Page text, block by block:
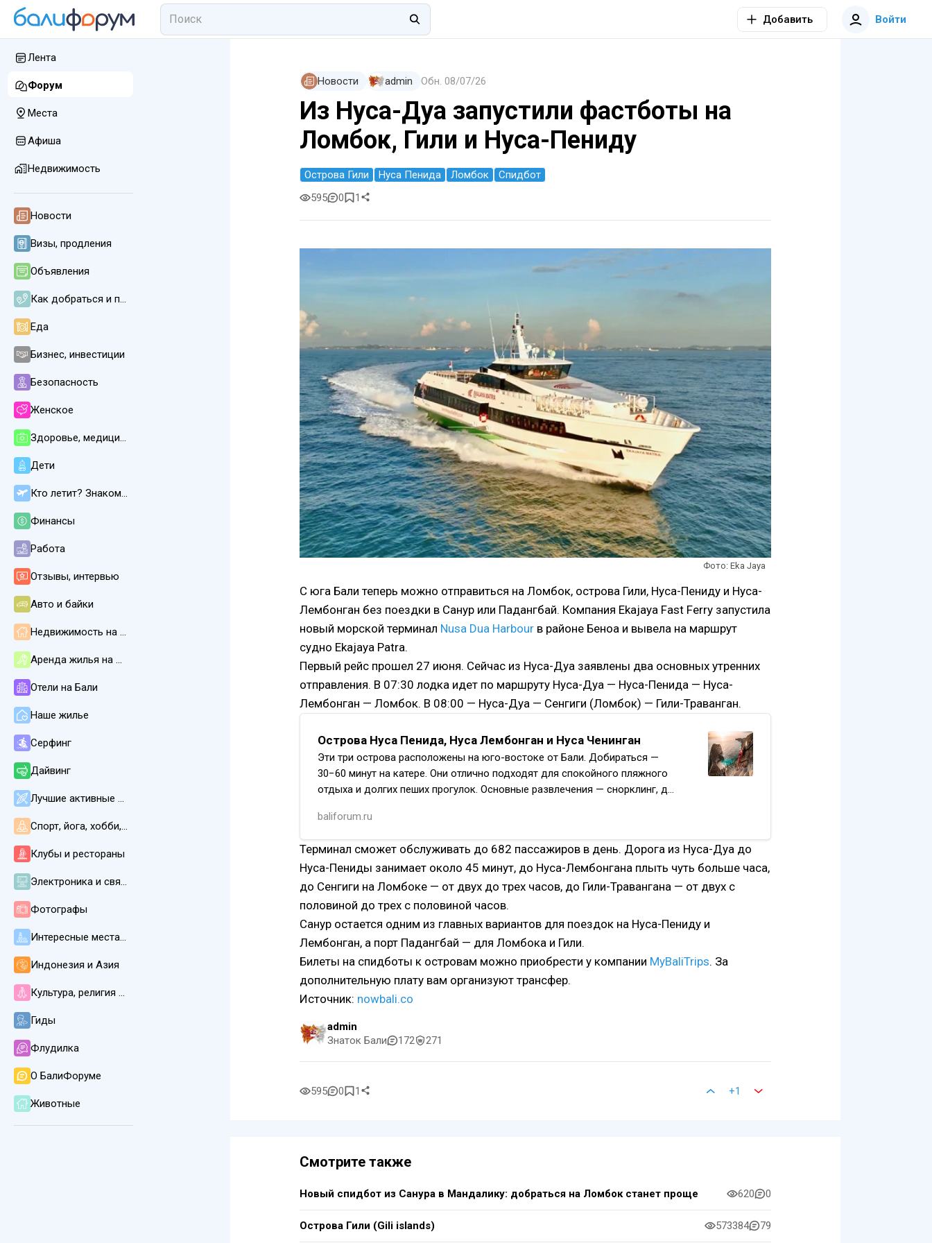
Добавить Войти
Новости admin Обн. 08/07/26
Из Нуса-Дуа запустили фастботы на
Ломбок, Гили и Нуса-Пениду
Острова Гили Нуса Пенида Ломбок
Спидбот
595
0 1
Фото: Eka Jaya
С юга Бали теперь можно отправиться на Ломбок, острова Гили, Нуса-Пениду и Нуса-
Лембонган без поездки в Санур или Падангбай. Компания Ekajaya Fast Ferry запустила
новый морской терминал Nusa Dua Harbour в районе Беноа и вывела на маршрут
судно Ekajaya Patra.
Первый рейс прошел 27 июня. Сейчас из Нуса-Дуа заявлены два основных утренних
отправления. В 07:30 лодка идет по маршруту Нуса-Дуа — Нуса-Пенида — Нуса-
Лембонган — Ломбок. В 08:00 — Нуса-Дуа — Сенгиги (Ломбок) — Гили-Траванган.
Острова Нуса Пенида, Нуса Лембонган и Нуса Ченинган
Эти три острова расположены на юго-востоке от Бали. Добираться —
30−60 минут на катере. Они отлично подходят для спокойного пляжного
отдыха и долгих пеших прогулок. Основные развлечения — снорклинг, д…
baliforum.ru
Терминал сможет обслуживать до 682 пассажиров в день. Дорога из Нуса-Дуа до
Нуса-Пениды занимает около 45 минут, до Нуса-Лембонгана плыть чуть больше часа,
до Сенгиги на Ломбоке — от двух до трех часов, до Гили-Травангана — от двух с
половиной до трех с половиной часов.
Санур остается одним из главных вариантов для поездок на Нуса-Пениду и
Лембонган, а порт Падангбай — для Ломбока и Гили.
Билеты на спидботы к островам можно приобрести у компании MyBaliTrips. За
дополнительную плату вам организуют трансфер.
Источник: nowbali.co
admin
Знаток Бали
172 271
595 0 1 +1
Смотрите также
Новый спидбот из Санура в Мандалику: добраться на Ломбок станет проще 620 0
Острова Гили (Gili islands) 573384 79
Лента
Форум
Места
Афиша
Недвижимость
Новости
Визы, продления
Объявления
Как добраться и передвигаться
Еда
Бизнес, инвестиции
Безопасность
Женское
Здоровье, медицина
Дети
Кто летит? Знакомства
Финансы
Работа
Отзывы, интервью
Авто и байки
Недвижимость на Бали
Аренда жилья на Бали
Отели на Бали
Наше жилье
Серфинг
Дайвинг
Лучшие активные развлечения
Спорт, йога, хобби, СПА, массаж
Клубы и рестораны
Электроника и связь
Фотографы
Интересные места, пляжи, погода и климат
Индонезия и Азия
Культура, религия и язык на Бали
Гиды
Флудилка
О БалиФоруме
Животные